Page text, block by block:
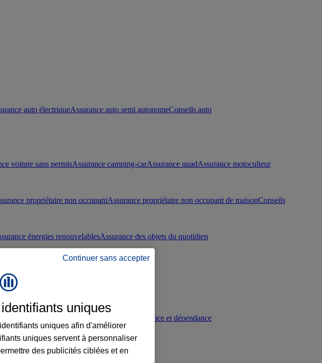
auto électriqueAssurance auto semi autonomeConseils auto
voiture sans permisAssurance camping-carAssurance quadAssurance motoculteur
propriétaire non occupantAssurance propriétaire non occupant de maisonConseils
énergies renouvelablesAssurance des objets du quotidien
Conseils prévoyance et dépendance
Continuer sans accepter
uniques
uniques afin d'améliorer
uniques servent à personnaliser
des publicités ciblées et en